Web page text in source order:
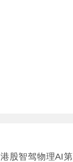
港股智驾物理AI